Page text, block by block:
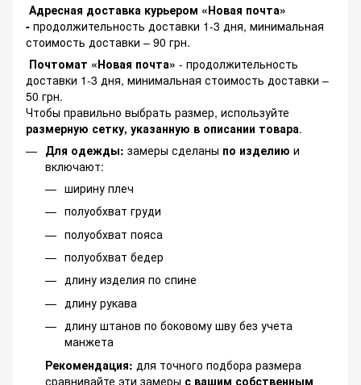
Адресная доставка курьером «Новая почта»
- продолжительность доставки 1-3 дня, минимальная
стоимость доставки – 90 грн.
Почтомат «Новая почта» - продолжительность
доставки 1-3 дня, минимальная стоимость доставки –
50 грн.
Чтобы правильно выбрать размер, используйте
размерную сетку, указанную в описании товара.
Для одежды: замеры сделаны по изделию и
включают:
ширину плеч
полуобхват груди
полуобхват пояса
полуобхват бедер
длину изделия по спине
длину рукава
длину штанов по боковому шву без учета
манжета
Рекомендация: для точного подбора размера
сравнивайте эти замеры с вашим собственным